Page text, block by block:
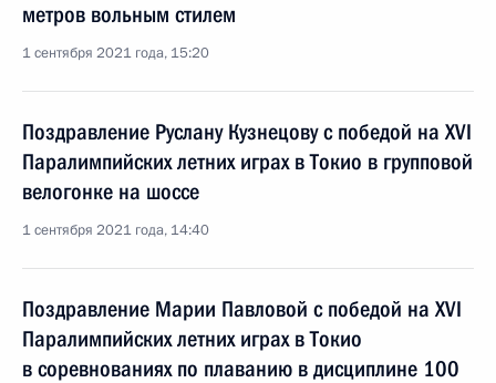
метров вольным стилем
1 сентября 2021 года, 15:20
Поздравление Руслану Кузнецову с победой на XVI
Паралимпийских летних играх в Токио в групповой
велогонке на шоссе
1 сентября 2021 года, 14:40
Поздравление Марии Павловой с победой на XVI
Паралимпийских летних играх в Токио
в соревнованиях по плаванию в дисциплине 100